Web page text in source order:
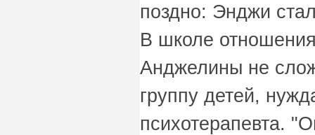
поздно: Энджи
В школе
Анджелины не
группу детей,
психотерапевта.